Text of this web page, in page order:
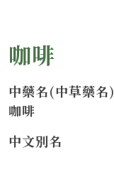
咖啡
中藥名(中草藥名)
咖啡
中文別名